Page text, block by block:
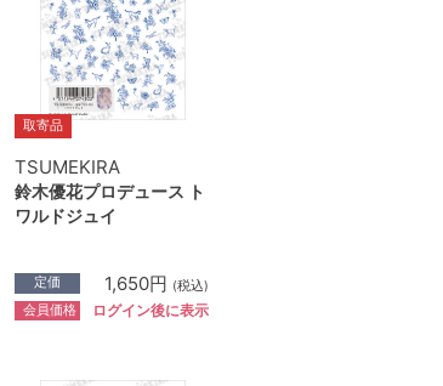
取寄品
TSUMEKIRA
鈴木優花プロデュース ト
ワルドジュイ
定価 1,650円 (税込)
会員価格 ログイン後に表示